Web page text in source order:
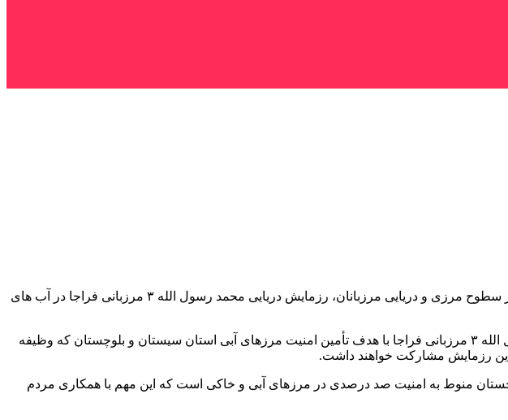
سردار احمدعلی گودرزی گفت: به منظور حفظ آمادگی عملیاتی، ارتقا توان رزم و ایجاد هماهنگی در سطوح مرزی و دریایی مرزبانان، رزمایش دریایی محمد رسول الله ۳ مرزبانی فراجا در آب های
وی با بیان اینکه این رزمایش در ابتدای دی ماه سال جاری برگزار خواهد شد، افزود: رزمایش دریایی محمد رسول الله ۳ مرزبانی فراجا با هدف تأمین امنیت مرزهای آبی استان سیستان و بلوچستان که وظیفه
رزمایش مشارکت خواهند داشت.
منوط به امنیت صد درصدی در مرزهای آبی و خاکی است که این مهم با همکاری مردم